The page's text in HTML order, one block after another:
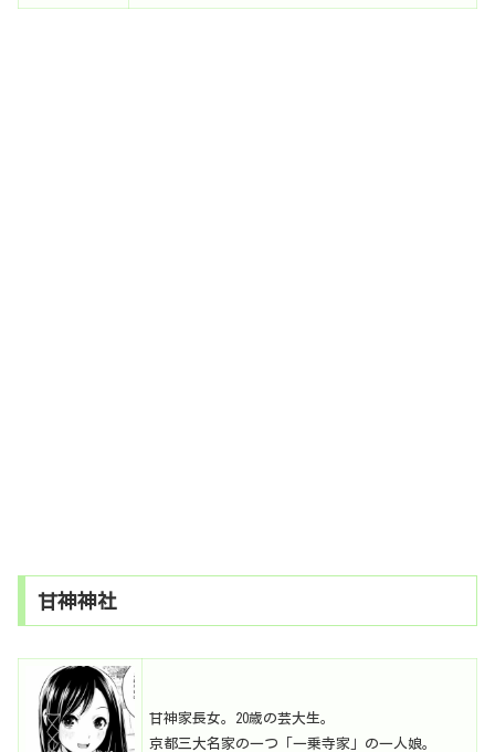
甘神神社
甘神家長女。20歳の芸大生。
京都三大名家の一つ「一乗寺家」の一人娘。